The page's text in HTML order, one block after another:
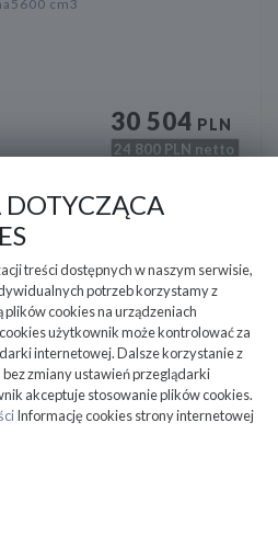
5600 cm3
30 504 PLN
24 800 PLN netto
DOTYCZĄCA
treści dostępnych w naszym serwisie,
potrzeb korzystamy z
cookies na urządzeniach
użytkownik może kontrolować za
internetowej. Dalsze korzystanie z
zmiany ustawień przeglądarki
akceptuje stosowanie plików cookies.
Informację cookies strony internetowej